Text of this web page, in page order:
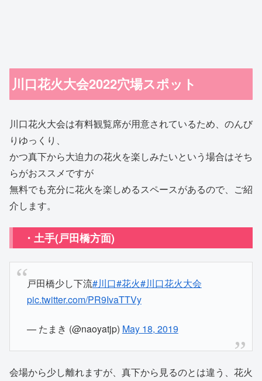
川口花火大会2022穴場スポット
川口花火大会は有料観覧席が用意されているため、のんび
りゆっくり、
かつ真下から大迫力の花火を楽しみたいという場合はそち
らがおススメですが
無料でも充分に花火を楽しめるスペースがあるので、ご紹
介します。
・土手(戸田橋方面)
戸田橋少し下流#川口#花火#川口花火大会
pic.twitter.com/PR9IvaTTVy
— たまき (@naoyatjp) May 18, 2019
会場から少し離れますが、真下から見るのとは違う、花火